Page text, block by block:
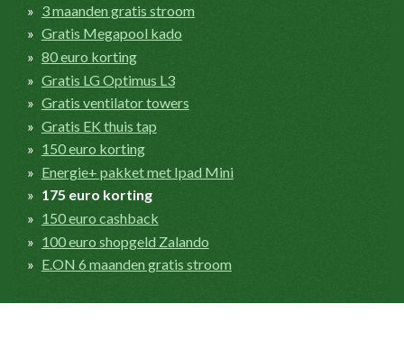
3 maanden gratis stroom
Gratis Megapool kado
80 euro korting
Gratis LG Optimus L3
Gratis ventilator towers
Gratis EK thuis tap
150 euro korting
Energie+ pakket met Ipad Mini
175 euro korting
150 euro cashback
100 euro shopgeld Zalando
E.ON 6 maanden gratis stroom